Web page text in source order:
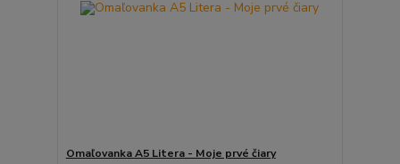
Omaľovanka A5 Litera - Moje prvé čiary